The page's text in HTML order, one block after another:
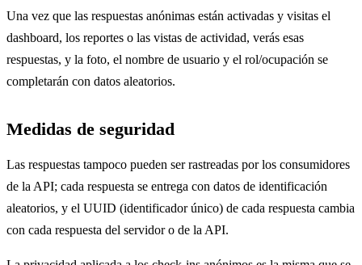
Una vez que las respuestas anónimas están activadas y visitas el
dashboard, los reportes o las vistas de actividad, verás esas
respuestas, y la foto, el nombre de usuario y el rol/ocupación se
completarán con datos aleatorios.
Medidas de seguridad
Las respuestas tampoco pueden ser rastreadas por los consumidores
de la API; cada respuesta se entrega con datos de identificación
aleatorios, y el UUID (identificador único) de cada respuesta cambia
con cada respuesta del servidor o de la API.